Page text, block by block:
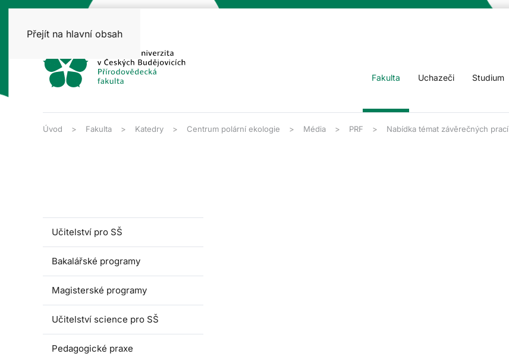
Přejít na hlavní obsah
Fakulta Uchazeči Studium
Úvod Fakulta Katedry Centrum polární ekologie Média PRF Nabídka témat závěrečných prací
Učitelství pro SŠ
Bakalářské programy
Magisterské programy
Učitelství science pro SŠ
Pedagogické praxe